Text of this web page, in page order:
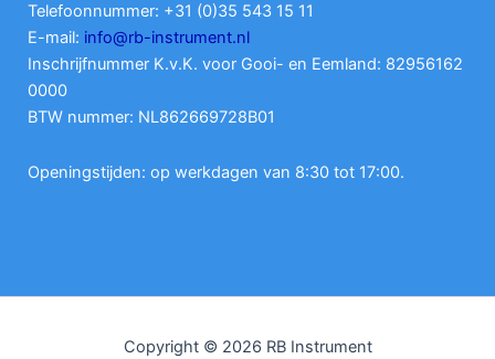
Telefoonnummer: +31 (0)35 543 15 11
E-mail: info@rb-instrument.nl
Inschrijfnummer K.v.K. voor Gooi- en Eemland: 82956162
0000
BTW nummer: NL862669728B01
Openingstijden: op werkdagen van 8:30 tot 17:00.
Copyright © 2026 RB Instrument